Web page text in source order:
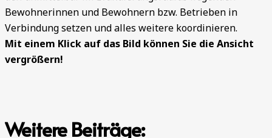
Bewohnerinnen und Bewohnern bzw. Betrieben in
Verbindung setzen und alles weitere koordinieren.
Mit einem Klick auf das Bild können Sie die Ansicht
vergrößern!
Weitere Beiträge: